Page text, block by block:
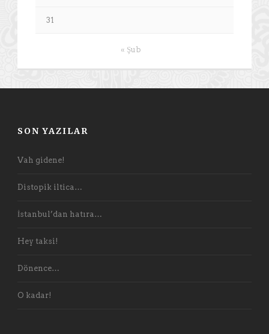
31
« Şub
SON YAZILAR
Vah gidene!
Distopik iltica…
İstanbul’dan hatıra…
Hey taksi!
Dönence…
O kadar!